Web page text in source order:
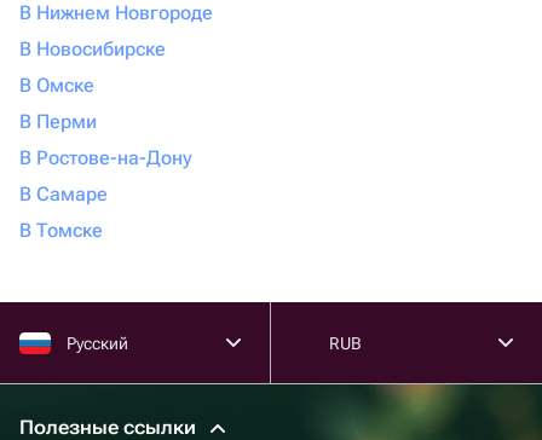
В Нижнем Новгороде
В Новосибирске
В Омске
В Перми
В Ростове-на-Дону
В Самаре
В Томске
Русский RUB
Полезные ссылки